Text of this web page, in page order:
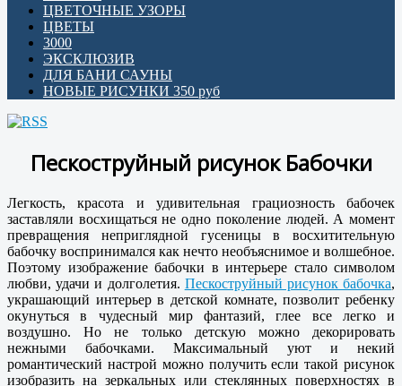
ЦВЕТОЧНЫЕ УЗОРЫ
ЦВЕТЫ
3000
ЭКСКЛЮЗИВ
ДЛЯ БАНИ САУНЫ
НОВЫЕ РИСУНКИ 350 руб
Пескоструйный рисунок Бабочки
Легкость, красота и удивительная грациозность бабочек
заставляли восхищаться не одно поколение людей. А момент
превращения неприглядной гусеницы в восхитительную
бабочку воспринимался как нечто необъяснимое и волшебное.
Поэтому изображение бабочки в интерьере стало символом
любви, удачи и долголетия. Пескоструйный рисунок бабочка,
украшающий интерьер в детской комнате, позволит ребенку
окунуться в чудесный мир фантазий, глее все легко и
воздушно. Но не только детскую можно декорировать
нежными бабочками. Максимальный уют и некий
романтический настрой можно получить если такой рисунок
изобразить на зеркальных или стеклянных поверхностях в